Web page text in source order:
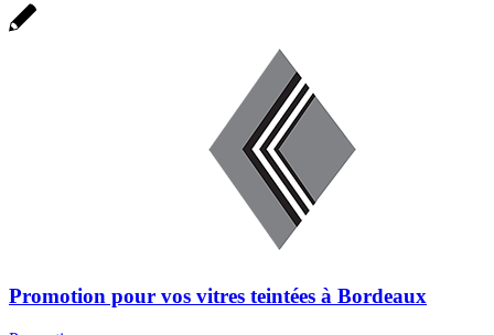
Promotion pour vos vitres teintées à Bordeaux